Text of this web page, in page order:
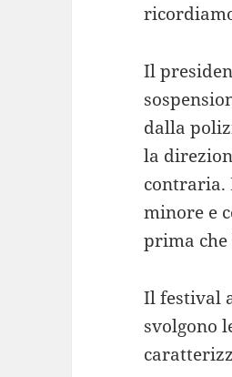
Il
dalla
la
contraria.
minore e
prima
Il festival
svolgono